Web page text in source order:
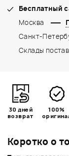
Коротко о
Бесплатный
Москва
Санкт-
Склады
30 дней
возврат
100%